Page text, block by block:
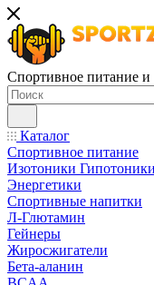
Спортивное питание и
Каталог
Спортивное питание
Изотоники
Энергетики
Спортивные напитки
Л-Глютамин
Гейнеры
Жиросжигатели
Бета-аланин